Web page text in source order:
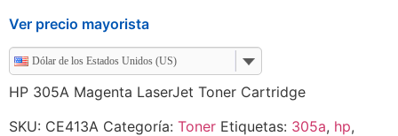
Ver precio mayorista
Dólar de los Estados Unidos (US)
HP 305A Magenta LaserJet Toner Cartridge
SKU: CE413A Categoría: Toner Etiquetas: 305a, hp,